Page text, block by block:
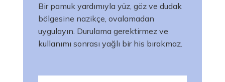
Bir pamuk yardımıyla yüz, göz ve dudak
bölgesine nazikçe, ovalamadan
uygulayın. Durulama gerektirmez ve
kullanımı sonrası yağlı bir his bırakmaz.